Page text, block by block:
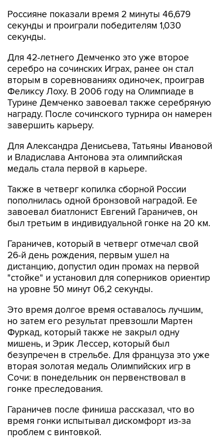
Россияне показали время 2 минуты 46,679
секунды и проиграли победителям 1,030
секунды.
Для 42-летнего Демченко это уже второе
серебро на сочинских Играх, ранее он стал
вторым в соревнованиях одиночек, проиграв
Феликсу Лоху. В 2006 году на Олимпиаде в
Турине Демченко завоевал также серебряную
награду. После сочинского турнира он намерен
завершить карьеру.
Для Александра Денисьева, Татьяны Ивановой
и Владислава Антонова эта олимпийская
медаль стала первой в карьере.
Также в четверг копилка сборной России
пополнилась одной бронзовой наградой. Ее
завоевал биатлонист Евгений Гараничев, он
был третьим в индивидуальной гонке на 20 км.
Гараничев, который в четверг отмечал свой
26-й день рождения, первым ушел на
дистанцию, допустил один промах на первой
"стойке" и установил для соперников ориентир
на уровне 50 минут 06,2 секунды.
Это время долгое время оставалось лучшим,
но затем его результат превзошли Мартен
Фуркад, который также не закрыл одну
мишень, и Эрик Лессер, который был
безупречен в стрельбе. Для француза это уже
вторая золотая медаль Олимпийских игр в
Сочи: в понедельник он первенствовал в
гонке преследования.
Гараничев после финиша рассказал, что во
время гонки испытывал дискомфорт из-за
проблем с винтовкой.